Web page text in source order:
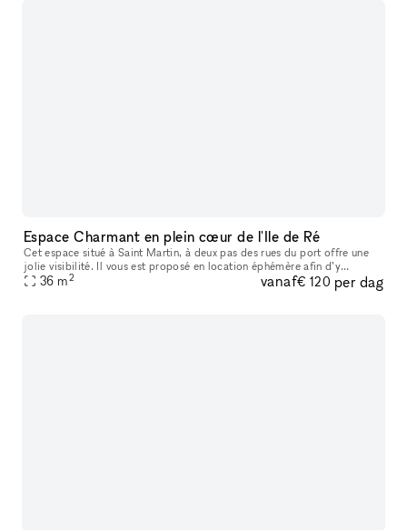
Espace Charmant en plein cœur de l'Ile de Ré
Cet espace situé à Saint Martin, à deux pas des rues du port offre une
jolie visibilité. Il vous est proposé en location éphémère afin d’y
organiser vos prochains Pop-Up Stores, Showrooms, Cocktails
36 m2 vanaf€ 120 per dag